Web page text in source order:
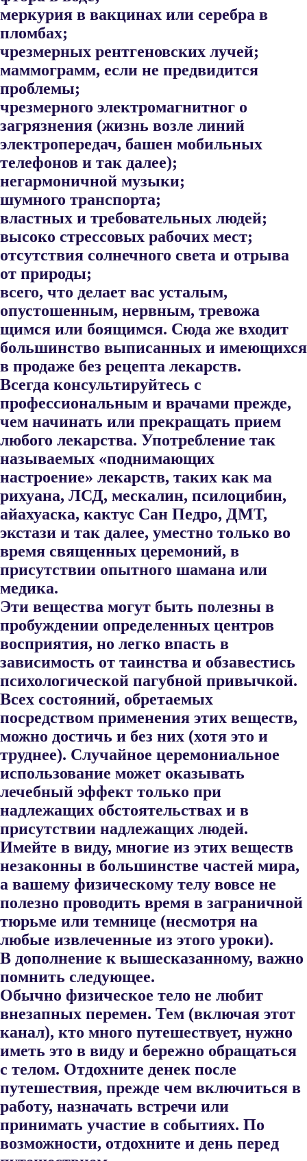
меркурия в вакцинах или серебра в
пломбах;
чрезмерных рентгеновских лучей;
маммограмм, если не предвидится
проблемы;
чрезмерного электромагнитног о
загрязнения (жизнь возле линий
электропередач, башен мобильных
телефонов и так далее);
негармоничной музыки;
шумного транспорта;
властных и требовательных людей;
высоко стрессовых рабочих мест;
отсутствия солнечного света и отрыва
от природы;
всего, что делает вас усталым,
опустошенным, нервным, тревожа​
щимся или боящимся. Сюда же входит
большинство выписанных и имеющихся
в продаже без рецепта лекарств.
Всегда консультируйтесь с
профессиональным и врачами прежде,
чем начинать или прекращать прием
любого лекарства. Употребление так
называемых «поднимающих
настроение» лекарств, таких как ма​
рихуана, ЛСД, мескалин, псилоцибин,
айахуаска, кактус Сан Педро, ДМТ,
экстази и так далее, уместно только во
время священных цере​моний, в
присутствии опытного шамана или
медика.
Эти вещества могут быть полезны в
пробуждении определенных центров
восприя​тия, но легко впасть в
зависимость от таинства и обзавестись
психо​логической пагубной привычкой.
Всех состояний, обретаемых
посредством применения этих веществ,
можно достичь и без них (хотя это и
труднее). Случайное церемониальное
использование может ока​зывать
лечебный эффект только при
надлежащих обстоятельствах и в
присутствии надлежащих людей.
Имейте в виду, многие из этих ве​ществ
незаконны в большинстве частей мира,
а вашему физическому телу вовсе не
полезно проводить время в заграничной
тюрьме или тем​нице (несмотря на
любые извлеченные из этого уроки).
В дополнение к вышесказанному, важно
помнить следующее.
Обычно физическое тело не любит
внезапных перемен. Тем (включая этот
канал), кто много путешествует, нужно
иметь это в виду и бе​режно обращаться
с телом. Отдохните денек после
путешествия, прежде чем включиться в
работу, назначать встречи или
принимать участие в событиях. По
возможности, отдохните и день перед